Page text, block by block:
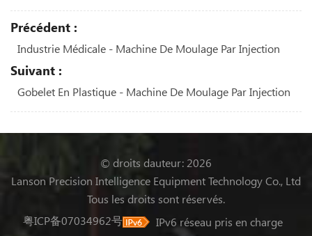
Précédent :
Industrie Médicale - Machine De Moulage Par Injection
Suivant :
Gobelet En Plastique - Machine De Moulage Par Injection
© droits dauteur: 2026
Lanson Precision Intelligence Equipment Technology Co., Ltd
Tous les droits sont réservés.
粤ICP备07034962号
IPv6 réseau pris en charge